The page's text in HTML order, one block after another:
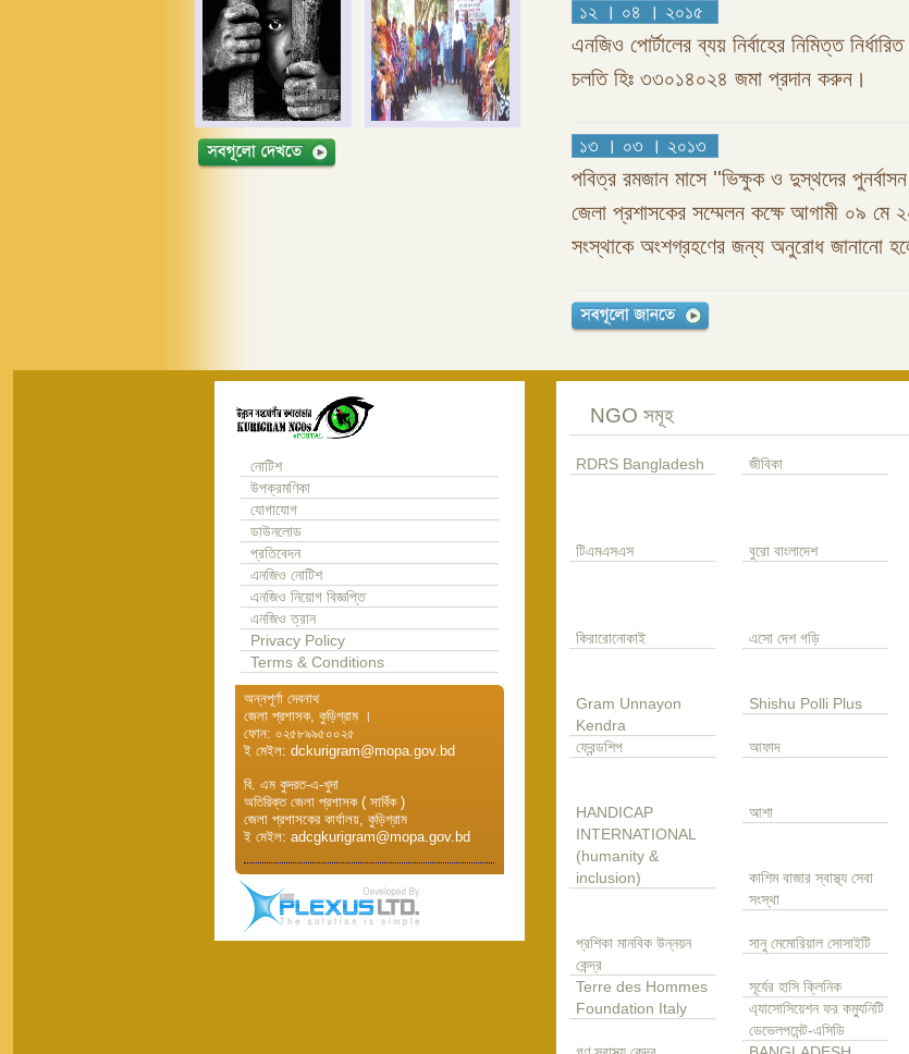
১২ । ০৪ । ২০১৫
এনজিও পোর্টালের ব্যয় নির্বাহের নিমিত্ত
চলতি হিঃ ৩৩০১৪০২৪ জমা প্রদান করুন।
১৩ । ০৩ । ২০১৩
পবিত্র রমজান মাসে ''ভিক্ষুক ও দুস্থদের
জেলা প্রশাসকের সম্মেলন কক্ষে আগামী ০৯
সংস্থাকে অংশগ্রহণের জন্য অনুরোধ জানানো
নোটিশ
উপক্রমণিকা
যোগাযোগ
ডাউনলোড
প্রতিবেদন
এনজিও নোটিশ
এনজিও নিয়োগ বিজ্ঞপ্তি
এনজিও ত্রান
Privacy Policy
Terms & Conditions
অন্নপূর্ণা দেবনাথ
জেলা প্রশাসক, কুড়িগ্রাম ।
ফোন: ০২৫৮৯৯৫০০২৫
ই মেইল: dckurigram@mopa.gov.bd
বি. এম কুদরত-এ-খুদা
অতিরিক্ত জেলা প্রশাসক ( সার্বিক )
জেলা প্রশাসকের কার্যালয়, কুড়িগ্রাম
ই মেইল: adcgkurigram@mopa.gov.bd
NGO সমূহ
RDRS Bangladesh জীবিকা
টিএমএসএস
বুরো বাংলাদেশ
কিরারোনোকাই
এসো দেশ গড়ি
Gram Unnayon
Kendra
Shishu Polli Plus
ফ্রেন্ডশিপ
আফাদ
HANDICAP
INTERNATIONAL
(humanity &
inclusion)
আশা
কাশিম বাজার স্বাস্থ্য সেবা
সংস্থা
প্রশিকা মানবিক উন্নয়ন
কেন্দ্র
সানু মেমোরিয়াল সোসাইটি
Terre des Hommes
Foundation Italy
সূর্যের হাসি ক্লিনিক
এ্যাসোসিয়েশন ফর কম্যুনিটি
ডেভেলপমেন্ট-এসিডি